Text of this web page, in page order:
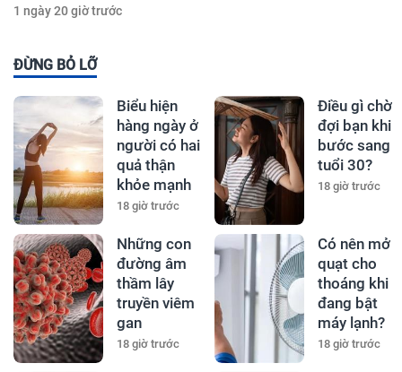
1 ngày 20 giờ trước
ĐỪNG BỎ LỠ
Biểu hiện
hàng ngày ở
người có hai
quả thận
khỏe mạnh
18 giờ trước
Điều gì chờ
đợi bạn khi
bước sang
tuổi 30?
18 giờ trước
Những con
đường âm
thầm lây
truyền viêm
gan
18 giờ trước
Có nên mở
quạt cho
thoáng khi
đang bật
máy lạnh?
18 giờ trước